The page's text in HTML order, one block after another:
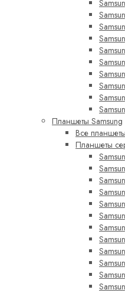
Планшеты Samsung
Все
Планшеты